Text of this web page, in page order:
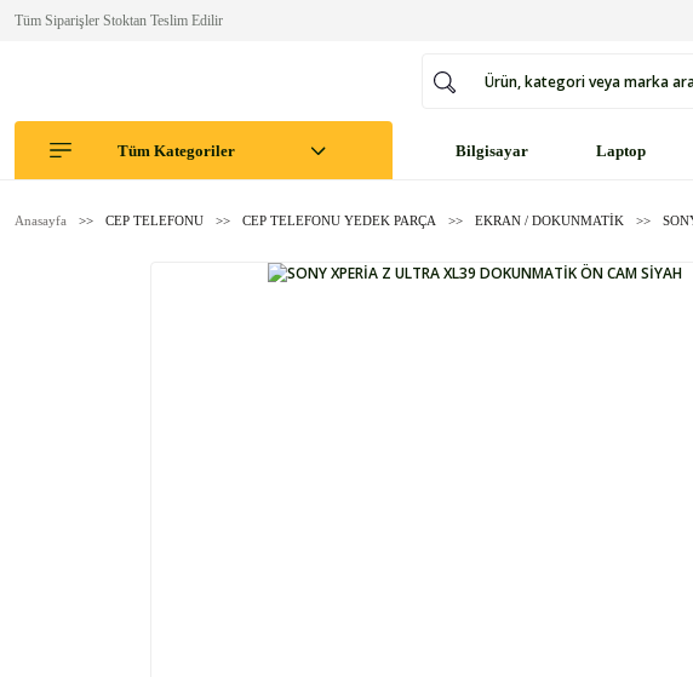
Tüm Siparişler Stoktan Teslim Edilir
Tüm Kategoriler Bilgisayar Laptop
Anasayfa CEP TELEFONU CEP TELEFONU YEDEK PARÇA EKRAN / DOKUNMATİK